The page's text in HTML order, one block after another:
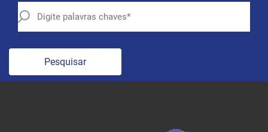
Pesquisar